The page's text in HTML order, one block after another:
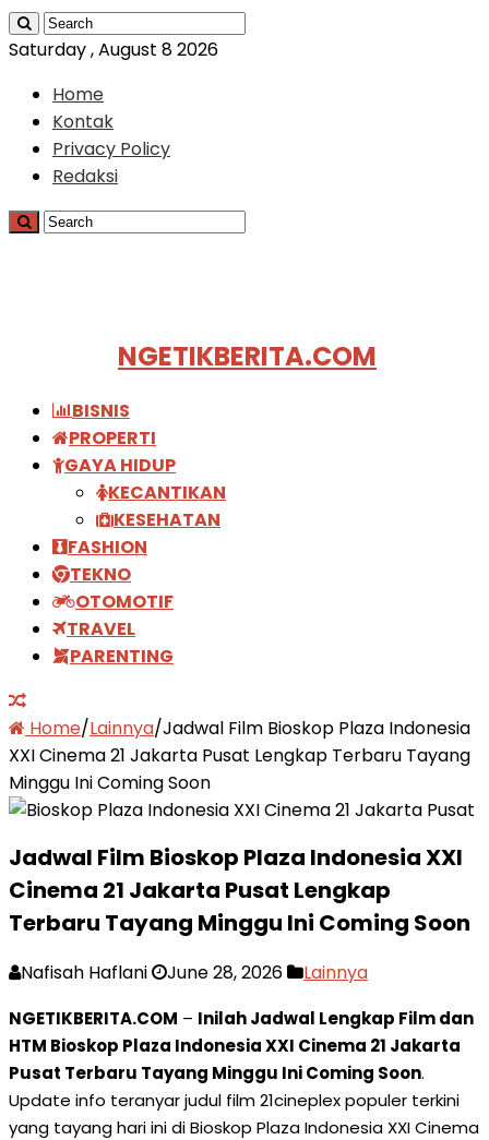
Saturday , August 8 2026
Home
Kontak
Privacy Policy
Redaksi
NGETIKBERITA.COM
BISNIS
PROPERTI
GAYA HIDUP
KECANTIKAN
KESEHATAN
FASHION
TEKNO
OTOMOTIF
TRAVEL
PARENTING
Home/Lainnya/Jadwal Film Bioskop Plaza Indonesia
XXI Cinema 21 Jakarta Pusat Lengkap Terbaru Tayang
Minggu Ini Coming Soon
Jadwal Film Bioskop Plaza Indonesia XXI
Cinema 21 Jakarta Pusat Lengkap
Terbaru Tayang Minggu Ini Coming Soon
Nafisah Haflani June 28, 2026 Lainnya
NGETIKBERITA.COM – Inilah Jadwal Lengkap Film dan
HTM Bioskop Plaza Indonesia XXI Cinema 21 Jakarta
Pusat Terbaru Tayang Minggu Ini Coming Soon.
Update info teranyar judul film 21cineplex populer terkini
yang tayang hari ini di Bioskop Plaza Indonesia XXI Cinema